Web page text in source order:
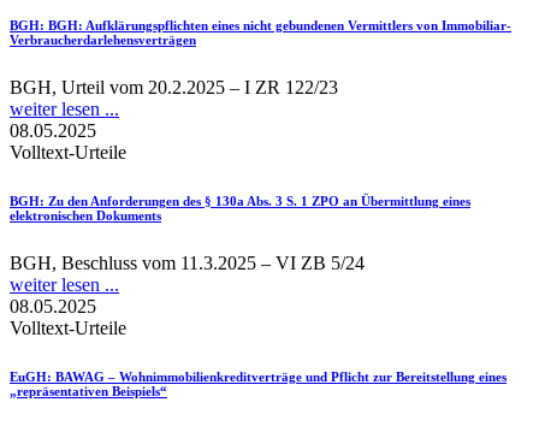
BGH: BGH: Aufklärungspflichten eines nicht gebundenen Vermittlers von Immobiliar-
Verbraucherdarlehensverträgen
BGH, Urteil vom 20.2.2025 – I ZR 122/23
weiter lesen ...
08.05.2025
Volltext-Urteile
BGH: Zu den Anforderungen des § 130a Abs. 3 S. 1 ZPO an Übermittlung eines
elektronischen Dokuments
BGH, Beschluss vom 11.3.2025 – VI ZB 5/24
weiter lesen ...
08.05.2025
Volltext-Urteile
EuGH: BAWAG – Wohnimmobilienkreditverträge und Pflicht zur Bereitstellung eines
„repräsentativen Beispiels“